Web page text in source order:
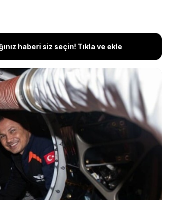
haberi siz seçin! Tıkla ve ekle
Uluslararası Uzay İstasyonu'nda
paylaştı. Gezeravcı,
limanına eriştikten kısa bir
astronot arkadaşlarımızın
notunu düştü.